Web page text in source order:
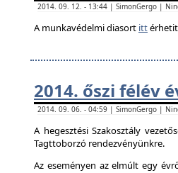
2014. 09. 12. - 13:44 | SimonGergo |
A munkavédelmi diasort itt
2014. őszi félév
2014. 09. 06. - 04:59 | SimonGergo |
A hegesztési Szakosztály
Tagttoborzó rendezvényünkre.
Az eseményen az elmúlt egy